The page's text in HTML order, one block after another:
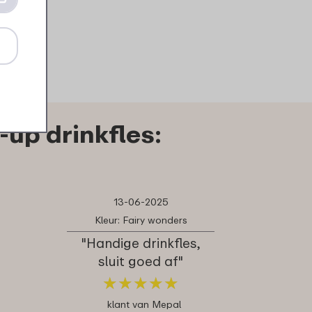
up drinkfles:
13-06-2025
Kleur: Fairy wonders
"Handige drinkfles,
sluit goed af"
★★★★★
★★★★★
klant van Mepal